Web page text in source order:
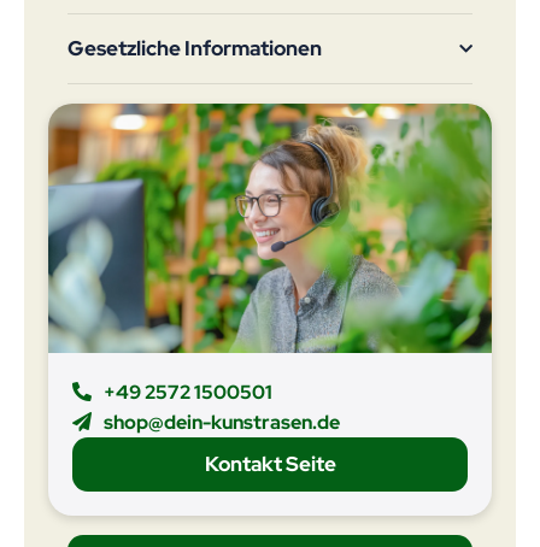
Gesetzliche Informationen
+49 2572 1500501
shop@dein-kunstrasen.de
Kontakt Seite